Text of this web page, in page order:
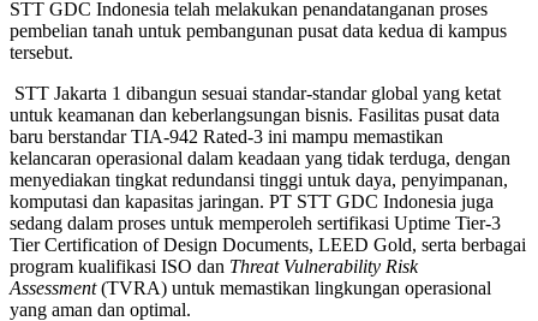
STT GDC Indonesia telah melakukan penandatanganan proses
pembelian tanah untuk pembangunan pusat data kedua di kampus
tersebut.
STT Jakarta 1 dibangun sesuai standar-standar global yang ketat
untuk keamanan dan keberlangsungan bisnis. Fasilitas pusat data
baru berstandar TIA-942 Rated-3 ini mampu memastikan
kelancaran operasional dalam keadaan yang tidak terduga, dengan
menyediakan tingkat redundansi tinggi untuk daya, penyimpanan,
komputasi dan kapasitas jaringan. PT STT GDC Indonesia juga
sedang dalam proses untuk memperoleh sertifikasi Uptime Tier-3
Tier Certification of Design Documents, LEED Gold, serta berbagai
program kualifikasi ISO dan Threat Vulnerability Risk
Assessment(TVRA) untuk memastikan lingkungan operasional
yang aman dan optimal.